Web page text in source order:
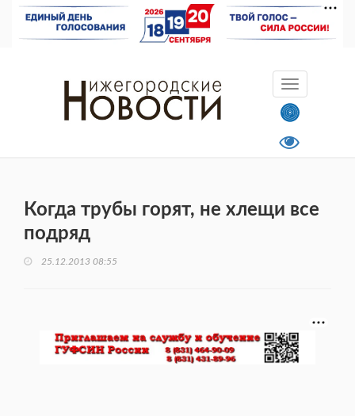
Когда трубы горят, не хлещи все
подряд
25.12.2013 08:55